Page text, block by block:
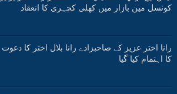
کونسل مین بازار میں کھلی کچہری کا انعقاد
رانا اختر عزیز کے صاحبزادے رانا بلال اختر کا دعوت
کا اہتمام کیا گیا